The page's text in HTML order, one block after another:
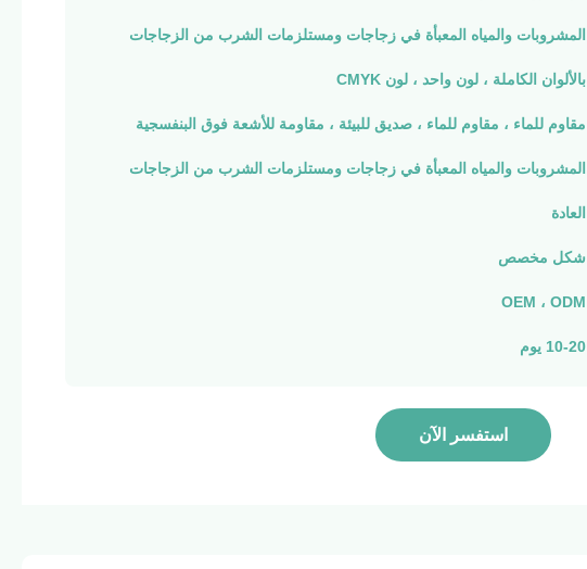
المشروبات والمياه المعبأة في زجاجات ومستلزمات الشرب من الزجاجات
بالألوان الكاملة ، لون واحد ، لون CMYK
مقاوم للماء ، مقاوم للماء ، صديق للبيئة ، مقاومة للأشعة فوق البنفسجية
المشروبات والمياه المعبأة في زجاجات ومستلزمات الشرب من الزجاجات
العادة
شكل مخصص
OEM ، ODM
10-20 يوم
استفسر الآن